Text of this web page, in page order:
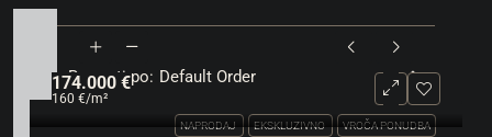
Razvrsti po: Default Order
NAPRODAJ EKSKLUZIVNO VROČA PONUDBA
174.000 €
160 €/m²